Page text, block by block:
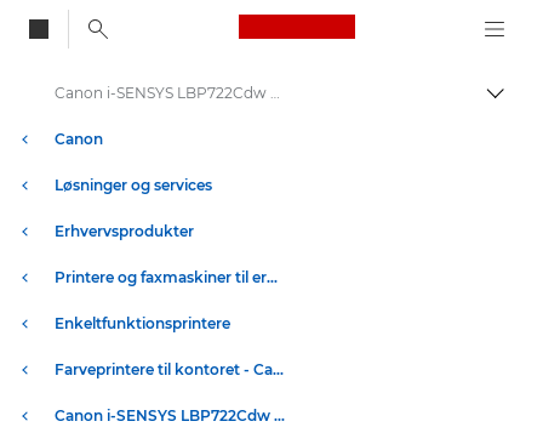
Canon Logo, back
Skift
Canon
Løsninger og services
Erhvervsprodukter
Printere og faxmaskiner til erhverv
Enkeltfunktionsprintere
Farveprintere til kontoret - Canon Danmark
Canon i-SENSYS LBP722Cdw – enkeltfunktionsprintere
Canon i-SENSYS LBP722Cdw – Specifikationer